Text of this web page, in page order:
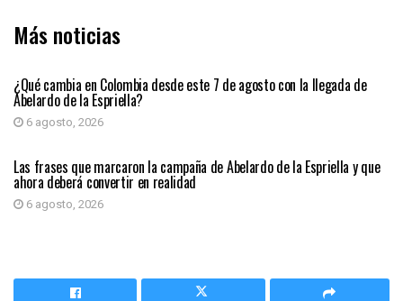
Más noticias
¿Qué cambia en Colombia desde este 7 de agosto con la llegada de
Abelardo de la Espriella?
6 agosto, 2026
PRIMER PLANO
Las frases que marcaron la campaña de Abelardo de la Espriella y que
ahora deberá convertir en realidad
6 agosto, 2026